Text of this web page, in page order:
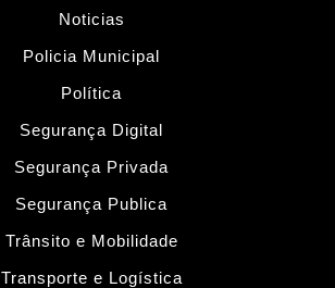
Noticias
Policia Municipal
Política
Segurança Digital
Segurança Privada
Segurança Publica
Trânsito e Mobilidade
Transporte e Logística